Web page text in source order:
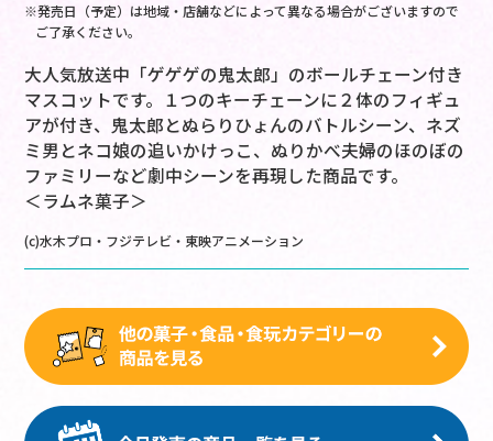
※発売日（予定）は地域・店舗などによって異なる場合がございますので
ご了承ください。
大人気放送中「ゲゲゲの鬼太郎」のボールチェーン付き
マスコットです。１つのキーチェーンに２体のフィギュ
アが付き、鬼太郎とぬらりひょんのバトルシーン、ネズ
ミ男とネコ娘の追いかけっこ、ぬりかべ夫婦のほのぼの
ファミリーなど劇中シーンを再現した商品です。
＜ラムネ菓子＞
(c)水木プロ・フジテレビ・東映アニメーション